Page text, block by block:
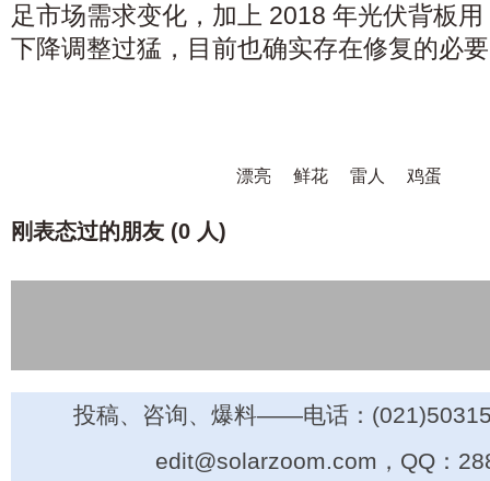
足市场需求变化，加上 2018 年光伏背板
下降调整过猛，目前也确实存在修复的必
漂亮 鲜花 雷人 鸡蛋
刚表态过的朋友 (0 人)
投稿、咨询、爆料——电话：
edit@solarzoom.com，QQ：